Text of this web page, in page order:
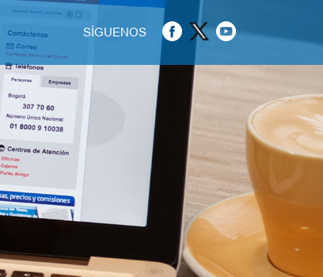
SÍGUENOS